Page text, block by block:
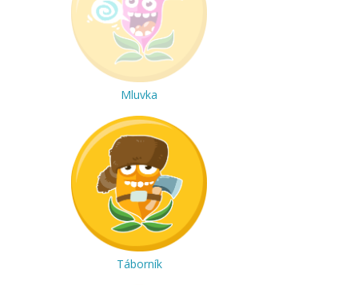
Mluvka
Táborník